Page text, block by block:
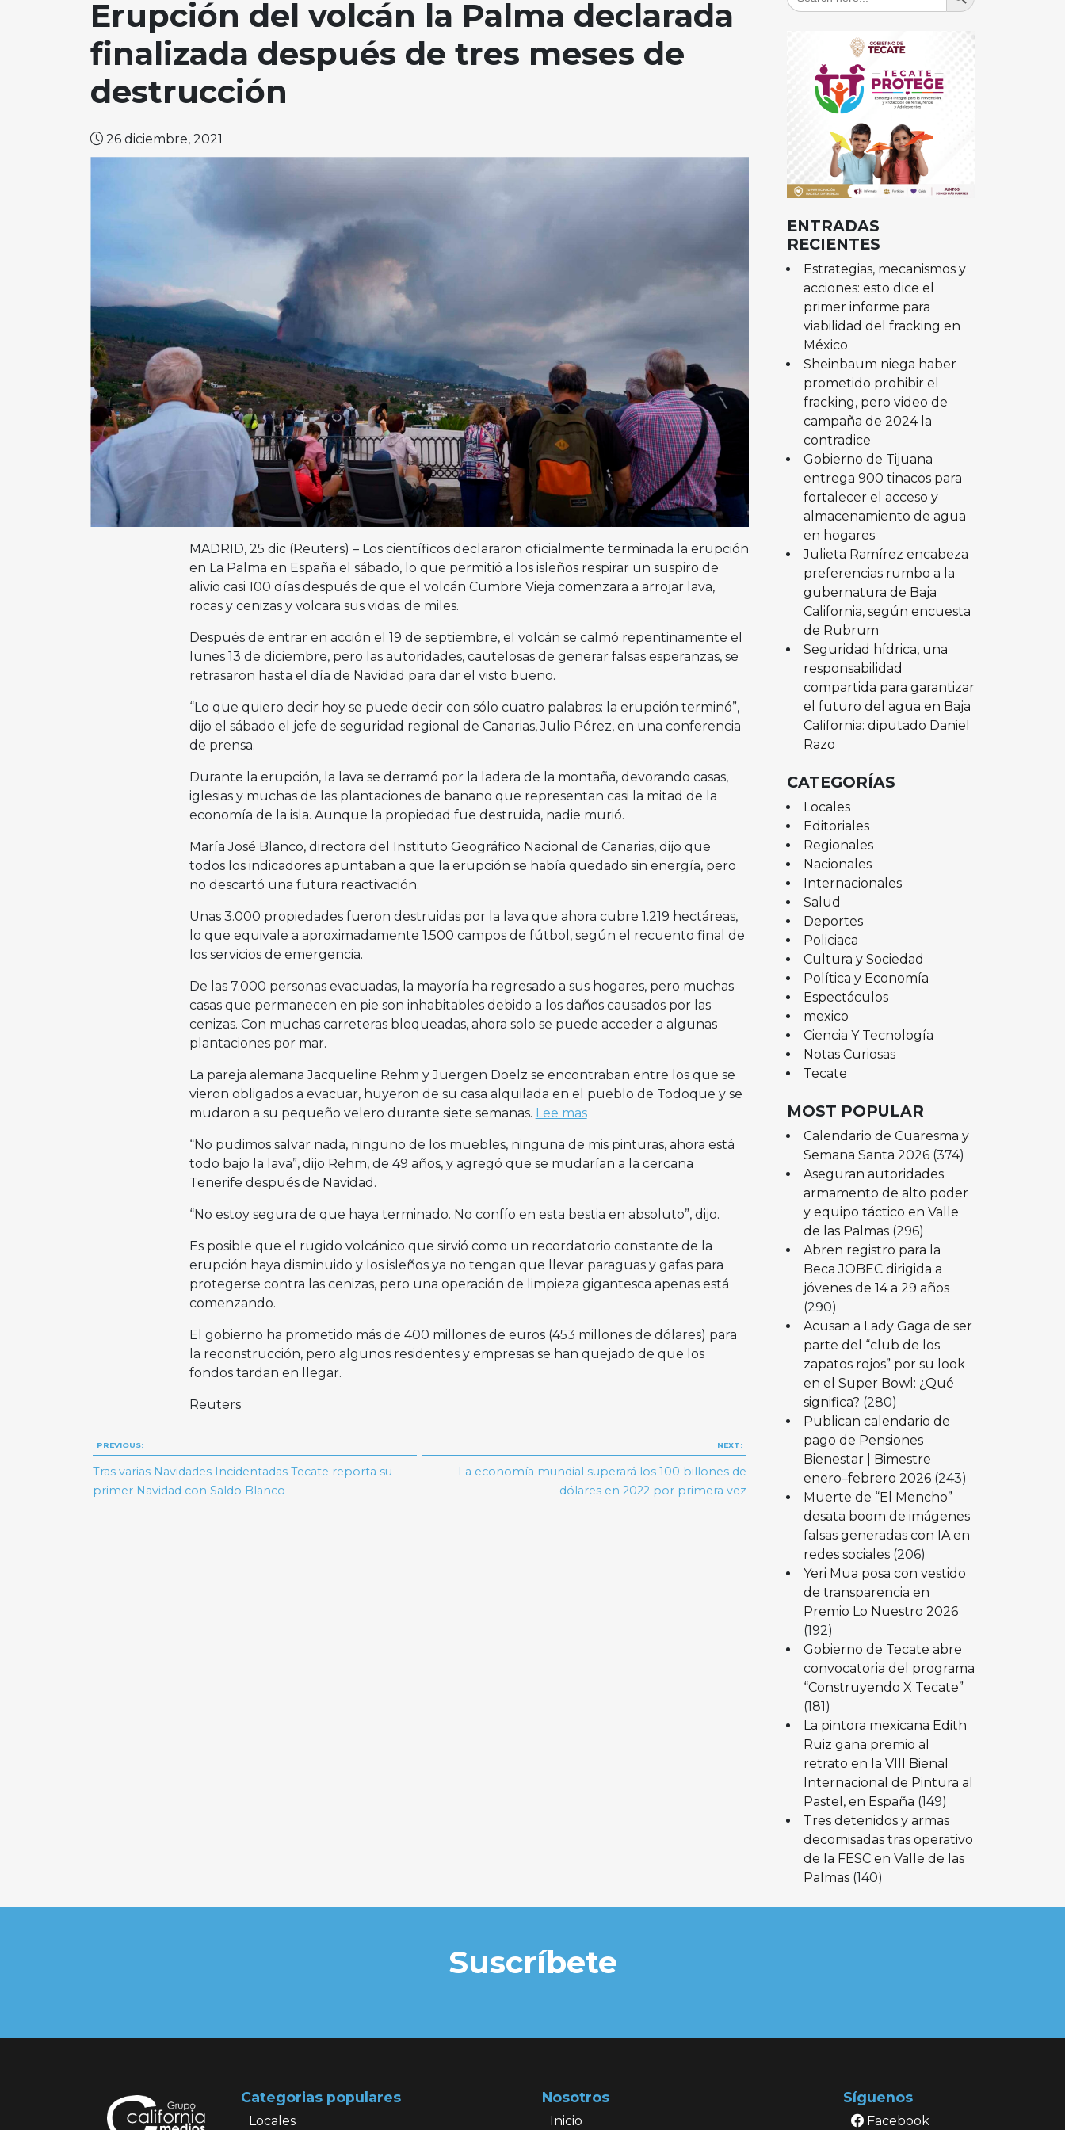
Erupción del volcán la Palma declarada
finalizada después de tres meses de
destrucción
26 diciembre, 2021
MADRID, 25 dic (Reuters) – Los científicos declararon oficialmente terminada la erupción
en La Palma en España el sábado, lo que permitió a los isleños respirar un suspiro de
alivio casi 100 días después de que el volcán Cumbre Vieja comenzara a arrojar lava,
rocas y cenizas y volcara sus vidas. de miles.
Después de entrar en acción el 19 de septiembre, el volcán se calmó repentinamente el
lunes 13 de diciembre, pero las autoridades, cautelosas de generar falsas esperanzas, se
retrasaron hasta el día de Navidad para dar el visto bueno.
“Lo que quiero decir hoy se puede decir con sólo cuatro palabras: la erupción terminó”,
dijo el sábado el jefe de seguridad regional de Canarias, Julio Pérez, en una conferencia
de prensa.
Durante la erupción, la lava se derramó por la ladera de la montaña, devorando casas,
iglesias y muchas de las plantaciones de banano que representan casi la mitad de la
economía de la isla. Aunque la propiedad fue destruida, nadie murió.
María José Blanco, directora del Instituto Geográfico Nacional de Canarias, dijo que
todos los indicadores apuntaban a que la erupción se había quedado sin energía, pero
no descartó una futura reactivación.
Unas 3.000 propiedades fueron destruidas por la lava que ahora cubre 1.219 hectáreas,
lo que equivale a aproximadamente 1.500 campos de fútbol, ​​según el recuento final de
los servicios de emergencia.
De las 7.000 personas evacuadas, la mayoría ha regresado a sus hogares, pero muchas
casas que permanecen en pie son inhabitables debido a los daños causados ​​por las
cenizas. Con muchas carreteras bloqueadas, ahora solo se puede acceder a algunas
plantaciones por mar.
La pareja alemana Jacqueline Rehm y Juergen Doelz se encontraban entre los que se
vieron obligados a evacuar, huyeron de su casa alquilada en el pueblo de Todoque y se
mudaron a su pequeño velero durante siete semanas. Lee mas
“No pudimos salvar nada, ninguno de los muebles, ninguna de mis pinturas, ahora está
todo bajo la lava”, dijo Rehm, de 49 años, y agregó que se mudarían a la cercana
Tenerife después de Navidad.
“No estoy segura de que haya terminado. No confío en esta bestia en absoluto”, dijo.
Es posible que el rugido volcánico que sirvió como un recordatorio constante de la
erupción haya disminuido y los isleños ya no tengan que llevar paraguas y gafas para
protegerse contra las cenizas, pero una operación de limpieza gigantesca apenas está
comenzando.
El gobierno ha prometido más de 400 millones de euros (453 millones de dólares) para
la reconstrucción, pero algunos residentes y empresas se han quejado de que los
fondos tardan en llegar.
Reuters
Navegación
de
PREVIOUS:
Tras varias Navidades Incidentadas Tecate reporta su
primer Navidad con Saldo Blanco
NEXT:
La economía mundial superará los 100 billones de
dólares en 2022 por primera vez
ENTRADAS
RECIENTES
Estrategias, mecanismos y
acciones: esto dice el
primer informe para
viabilidad del fracking en
México
Sheinbaum niega haber
prometido prohibir el
fracking, pero video de
campaña de 2024 la
contradice
Gobierno de Tijuana
entrega 900 tinacos para
fortalecer el acceso y
almacenamiento de agua
en hogares
Julieta Ramírez encabeza
preferencias rumbo a la
gubernatura de Baja
California, según encuesta
de Rubrum
Seguridad hídrica, una
responsabilidad
compartida para garantizar
el futuro del agua en Baja
California: diputado Daniel
Razo
CATEGORÍAS
Locales
Editoriales
Regionales
Nacionales
Internacionales
Salud
Deportes
Policiaca
Cultura y Sociedad
Política y Economía
Espectáculos
mexico
Ciencia Y Tecnología
Notas Curiosas
Tecate
MOST POPULAR
Calendario de Cuaresma y
Semana Santa 2026 (374)
Aseguran autoridades
armamento de alto poder
y equipo táctico en Valle
de las Palmas (296)
Abren registro para la
Beca JOBEC dirigida a
jóvenes de 14 a 29 años
(290)
Acusan a Lady Gaga de ser
parte del “club de los
zapatos rojos” por su look
en el Super Bowl: ¿Qué
significa? (280)
Publican calendario de
pago de Pensiones
Bienestar | Bimestre
enero–febrero 2026 (243)
Muerte de “El Mencho”
desata boom de imágenes
falsas generadas con IA en
redes sociales (206)
Yeri Mua posa con vestido
de transparencia en
Premio Lo Nuestro 2026
(192)
Gobierno de Tecate abre
convocatoria del programa
“Construyendo X Tecate”
(181)
La pintora mexicana Edith
Ruiz gana premio al
retrato en la VIII Bienal
Internacional de Pintura al
Pastel, en España (149)
Tres detenidos y armas
decomisadas tras operativo
de la FESC en Valle de las
Palmas (140)
Suscríbete
Categorias populares
Locales
Nosotros
Inicio
Síguenos
Facebook